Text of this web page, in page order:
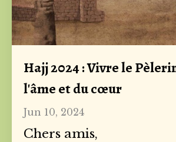
Hajj 2024 : Vivre le
l'âme et du cœur
Jun 10, 2024
Chers amis,